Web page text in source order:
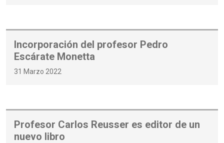
Incorporación del profesor Pedro
Escárate Monetta
31 Marzo 2022
Profesor Carlos Reusser es editor de un
nuevo libro